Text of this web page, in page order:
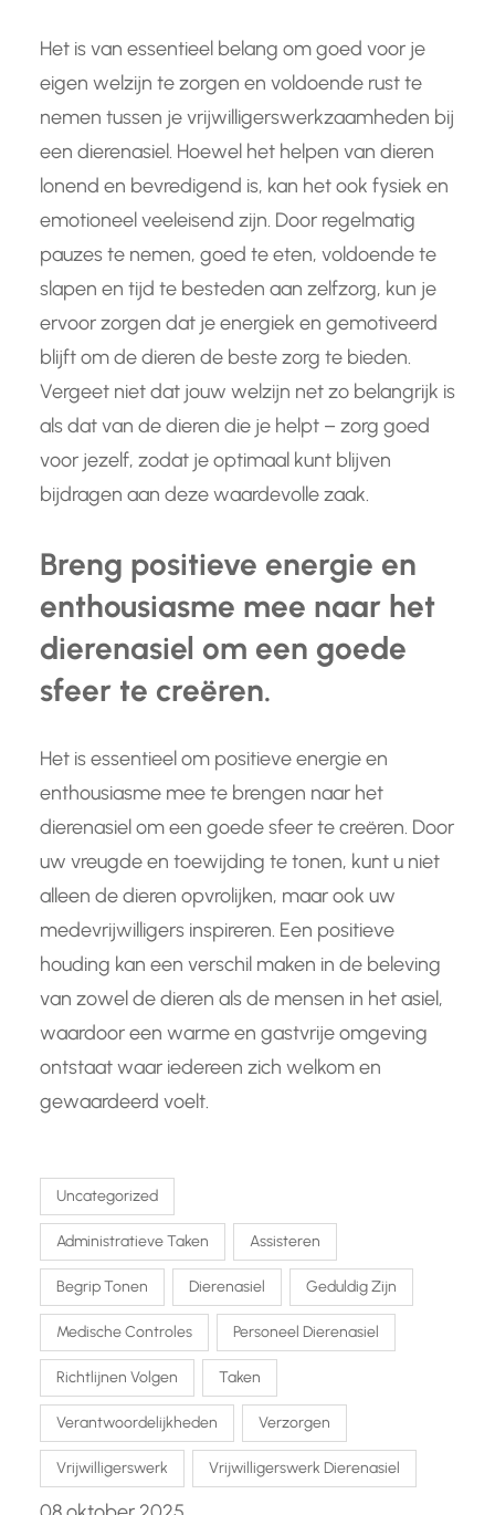
Het is van essentieel belang om goed voor je
eigen welzijn te zorgen en voldoende rust te
nemen tussen je vrijwilligerswerkzaamheden bij
een dierenasiel. Hoewel het helpen van dieren
lonend en bevredigend is, kan het ook fysiek en
emotioneel veeleisend zijn. Door regelmatig
pauzes te nemen, goed te eten, voldoende te
slapen en tijd te besteden aan zelfzorg, kun je
ervoor zorgen dat je energiek en gemotiveerd
blijft om de dieren de beste zorg te bieden.
Vergeet niet dat jouw welzijn net zo belangrijk is
als dat van de dieren die je helpt – zorg goed
voor jezelf, zodat je optimaal kunt blijven
bijdragen aan deze waardevolle zaak.
Breng positieve energie en
enthousiasme mee naar het
dierenasiel om een goede
sfeer te creëren.
Het is essentieel om positieve energie en
enthousiasme mee te brengen naar het
dierenasiel om een goede sfeer te creëren. Door
uw vreugde en toewijding te tonen, kunt u niet
alleen de dieren opvrolijken, maar ook uw
medevrijwilligers inspireren. Een positieve
houding kan een verschil maken in de beleving
van zowel de dieren als de mensen in het asiel,
waardoor een warme en gastvrije omgeving
ontstaat waar iedereen zich welkom en
gewaardeerd voelt.
Uncategorized
Administratieve Taken Assisteren
Begrip Tonen Dierenasiel Geduldig Zijn
Medische Controles Personeel Dierenasiel
Richtlijnen Volgen Taken
Verantwoordelijkheden Verzorgen
Vrijwilligerswerk Vrijwilligerswerk Dierenasiel